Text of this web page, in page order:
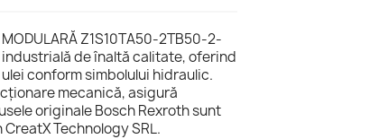
Z1S10TA50-2TB50-2-
de înaltă calitate, oferind
conform simbolului hidraulic.
mecanică, asigură
originale Bosch Rexroth sunt
Technology SRL.